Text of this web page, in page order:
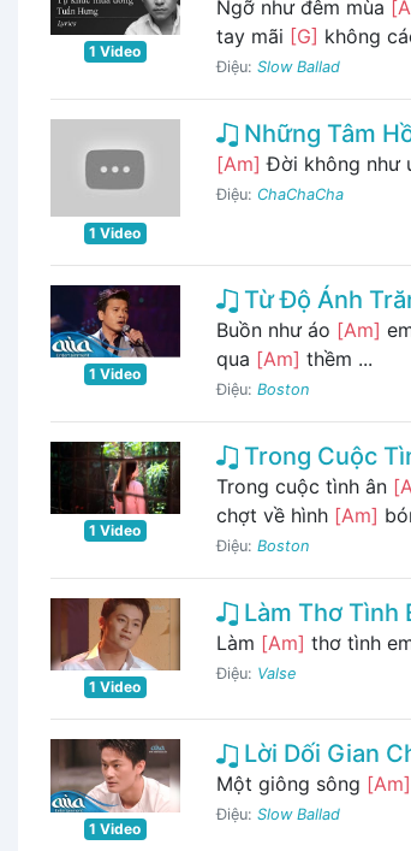
1 Video
Ngỡ như đêm mùa
tay mãi [G] không
Điệu: Slow Ballad
1 Video
Những Tâm
[Am] Đời không như
Điệu: ChaChaCha
1 Video
Từ Độ Ánh
Buồn như áo [Am]
qua [Am] thềm ...
Điệu: Boston
1 Video
Trong Cuộc
Trong cuộc tình ân
chợt về hình [Am]
Điệu: Boston
1 Video
Làm Thơ Tình
Làm [Am] thơ tình
Điệu: Valse
1 Video
Lời Dối Gian
Một giông sông [Am]
Điệu: Slow Ballad